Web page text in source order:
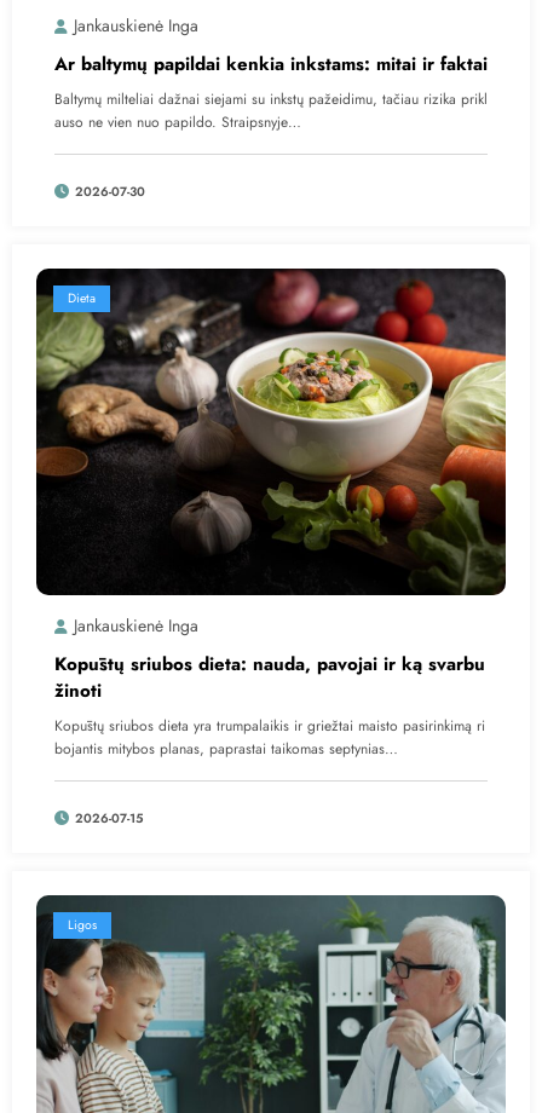
Jankauskienė Inga
Ar baltymų papildai kenkia inkstams: mitai ir faktai
Baltymų milteliai dažnai siejami su inkstų pažeidimu, tačiau rizika prikl
auso ne vien nuo papildo. Straipsnyje…
2026-07-30
Dieta
Jankauskienė Inga
Kopūstų sriubos dieta: nauda, pavojai ir ką svarbu
žinoti
Kopūstų sriubos dieta yra trumpalaikis ir griežtai maisto pasirinkimą ri
bojantis mitybos planas, paprastai taikomas septynias…
2026-07-15
Ligos